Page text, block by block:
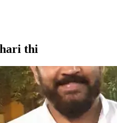
thi